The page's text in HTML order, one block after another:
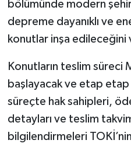
bölümünde modern
depreme dayanıklı ve
konutlar inşa edileceğini
Konutların teslim süreci
başlayacak ve etap
süreçte hak sahipleri,
detayları ve teslim
bilgilendirmeleri